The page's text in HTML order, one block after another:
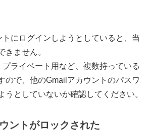
にログインしようとしていると、当
きません。
ライベート用など、複数持っている
ので、他のGmailアカウントのパスワ
うとしていないか確認してください。
ントがロックされた